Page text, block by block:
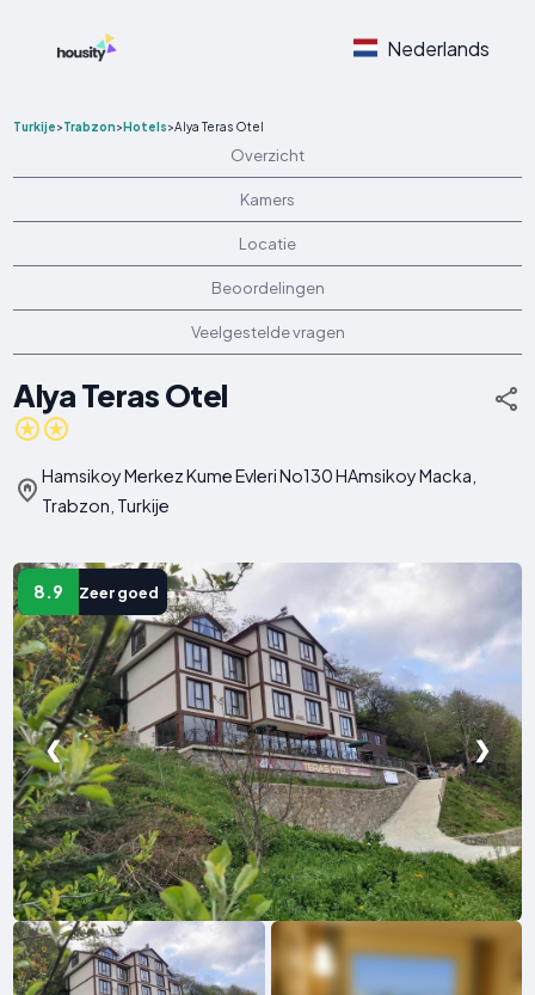
Nederlands
Turkije>Trabzon>Hotels>Alya Teras Otel
Overzicht
Kamers
Locatie
Beoordelingen
Veelgestelde vragen
Alya Teras Otel
Hamsikoy Merkez Kume Evleri No130 HAmsikoy Macka,
Trabzon, Turkije
8.9 Zeer goed
❮ ❯